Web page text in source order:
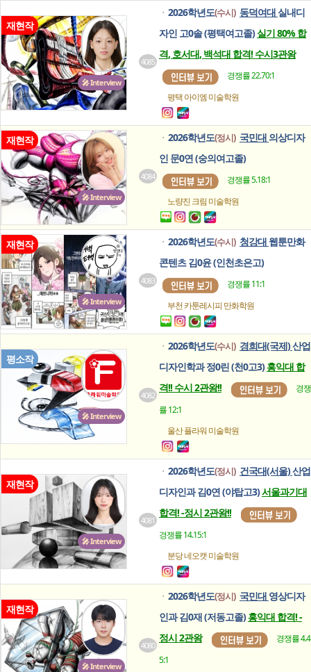
🎤 Interview
재현작
4085
ㆍ 2026학년도(수시) 동덕여대 실내디
자인 고0솔 (평택여고졸)실기 80% 합
격, 호서대, 백석대 합격! 수시3관왕
경쟁률 22.70:1
평택 아이엠미술학원
🎤 Interview
재현작
4084
ㆍ 2026학년도(정시) 국민대 의상디자
인 문0연 (숭의여고졸)
경쟁률 5.18:1
노량진 크림미술학원
🎤 Interview
재현작
4083
ㆍ 2026학년도(수시) 청강대 웹툰만화
콘텐츠 김0윤 (인천초은고)
경쟁률 11:1
부천 카툰레시피만화학원
🎤 Interview
평소작
4082
ㆍ 2026학년도(수시) 경희대(국제)산업
디자인학과 정0린 (천0고3)홍익대 합
격!! 수시 2관왕!!
경쟁
률 12:1
울산 플라워미술학원
🎤 Interview
재현작
4081
ㆍ 2026학년도(정시) 건국대(서울)산업
디자인과 김0연 (야탑고3)서울과기대
합격! -정시 2관왕!!
경쟁률 14.15:1
분당 네오캣미술학원
🎤 Interview
재현작
4080
ㆍ 2026학년도(정시) 국민대 영상디자
인과 김0재 (저동고졸)홍익대 합격! -
정시 2관왕
경쟁률 4.4
5:1